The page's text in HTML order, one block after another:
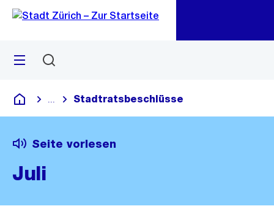
Navigation
Sprunglink
Menü
Deutsch
Blende alle Breadcrumbs ein
Stadtratsbeschlüsse
Seite vorlesen
Juli